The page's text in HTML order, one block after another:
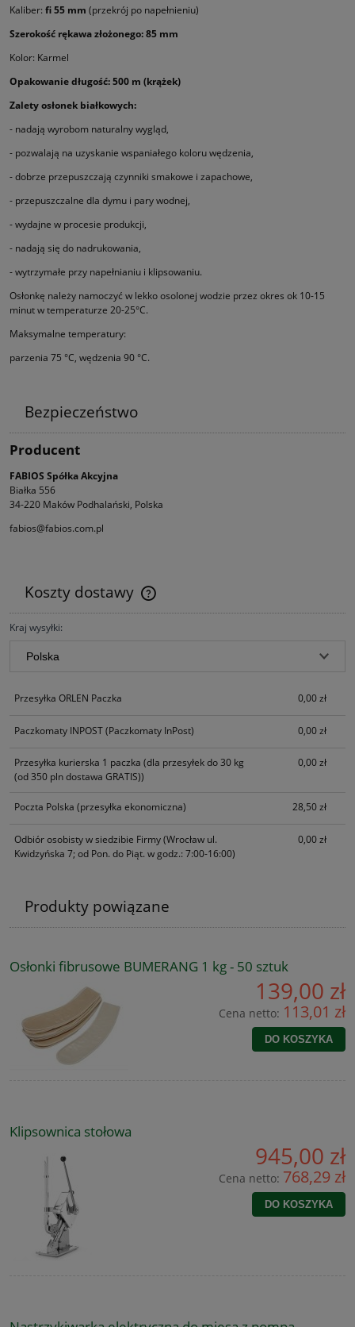
Kaliber: fi 55 mm (przekrój po napełnieniu)
Szerokość rękawa złożonego: 85 mm
Kolor: Karmel
Opakowanie długość: 500 m (krążek)
Zalety osłonek białkowych:
- nadają wyrobom naturalny wygląd,
- pozwalają na uzyskanie wspaniałego koloru wędzenia,
- dobrze przepuszczają czynniki smakowe i zapachowe,
- przepuszczalne dla dymu i pary wodnej,
- wydajne w procesie produkcji,
- nadają się do nadrukowania,
- wytrzymałe przy napełnianiu i klipsowaniu.
Osłonkę należy namoczyć w lekko osolonej wodzie przez okres ok 10-15
minut w temperaturze 20-25°C.
Maksymalne temperatury:
parzenia 75 °C, wędzenia 90 °C.
Bezpieczeństwo
Producent
FABIOS Spółka Akcyjna
Białka 556
34-220 Maków Podhalański, Polska
fabios@fabios.com.pl
Koszty dostawy
Cena nie zawiera ewentualnych kosztów płatności
Kraj wysyłki:
Przesyłka ORLEN Paczka 0,00 zł
Paczkomaty INPOST(Paczkomaty InPost) 0,00 zł
Przesyłka kurierska 1 paczka (dla przesyłek do 30 kg
(od 350 pln dostawa GRATIS))
0,00 zł
Poczta Polska (przesyłka ekonomiczna) 28,50 zł
Odbiór osobisty w siedzibie Firmy(Wrocław ul.
Kwidzyńska 7; od Pon. do Piąt. w godz.: 7:00-16:00)
0,00 zł
Produkty powiązane
Osłonki fibrusowe BUMERANG 1 kg - 50 sztuk
139,00 zł
Cena netto: 113,01 zł
DO KOSZYKA
Klipsownica stołowa
945,00 zł
Cena netto: 768,29 zł
DO KOSZYKA